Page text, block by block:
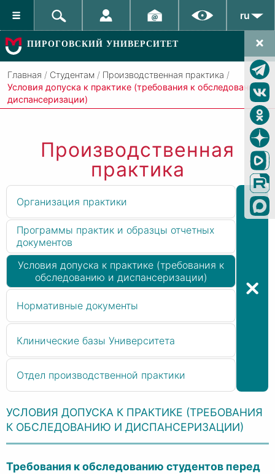
ru
ПИРОГОВСКИЙ УНИВЕРСИТЕТ
Главная / Студентам / Производственная практика /
Условия допуска к практике (требования к обследованию и
диспансеризации)
Производственная
практика
Организация практики
Программы практик и образцы отчетных
документов
Условия допуска к практике (требования к
обследованию и диспансеризации)
Нормативные документы
Клинические базы Университета
Отдел производственной практики
УСЛОВИЯ ДОПУСКА К ПРАКТИКЕ (ТРЕБОВАНИЯ
К ОБСЛЕДОВАНИЮ И ДИСПАНСЕРИЗАЦИИ)
Требования к обследованию студентов перед